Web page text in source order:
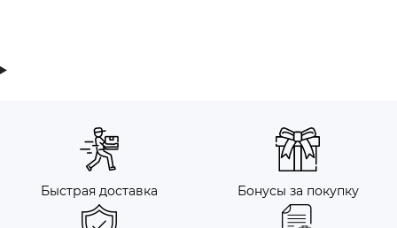
Быстрая доставка Бонусы за покупку